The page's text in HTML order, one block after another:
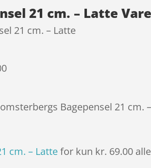
er
21 cm. – Latte
21 cm. – Latte
Bagepensel 21
cm. – Lattefor kun kr. 69.00